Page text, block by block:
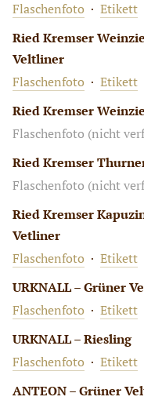
Flaschenfoto · Etikett
Ried Kremser
Veltliner
Flaschenfoto · Etikett
Ried Kremser
Flaschenfoto (nicht
Ried Kremser
Flaschenfoto (nicht
Ried Kremser
Vetliner
Flaschenfoto · Etikett
URKNALL – Grüner
Flaschenfoto · Etikett
URKNALL – Riesling
Flaschenfoto · Etikett
ANTEON – Grüner